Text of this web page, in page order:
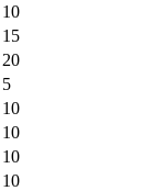
10
15
20
5
10
10
10
10